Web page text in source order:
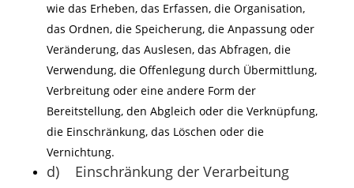
wie das Erheben, das Erfassen, die Organisation,
das Ordnen, die Speicherung, die Anpassung oder
Veränderung, das Auslesen, das Abfragen, die
Verwendung, die Offenlegung durch Übermittlung,
Verbreitung oder eine andere Form der
Bereitstellung, den Abgleich oder die Verknüpfung,
die Einschränkung, das Löschen oder die
Vernichtung.
d) Einschränkung der Verarbeitung